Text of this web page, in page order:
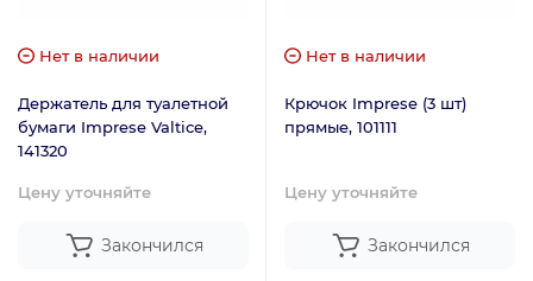
Нет в наличии
Держатель для туалетной
бумаги Imprese Valtice,
141320
Цену уточняйте
Закончился
Нет в наличии
Крючок Imprese (3 шт)
прямые, 101111
Цену уточняйте
Закончился